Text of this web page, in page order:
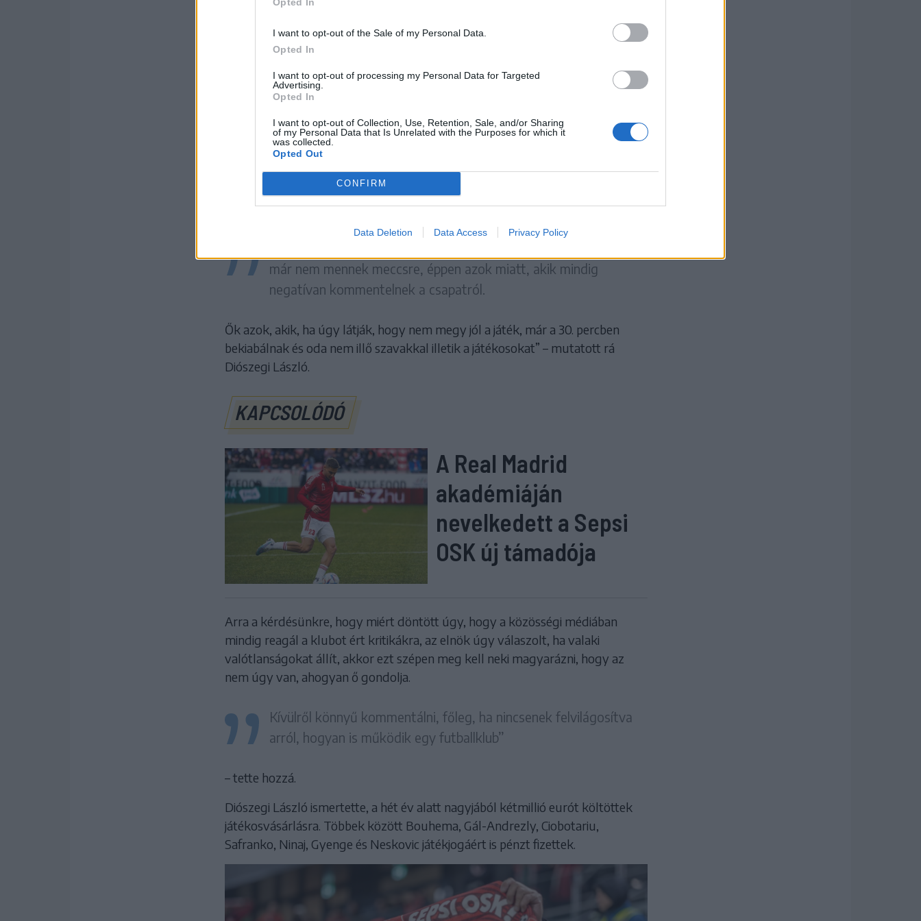
I want to opt-out of the Sale of my Personal Data.
Opted In
I want to opt-out of processing my Personal Data for Targeted
Advertising.
Opted In
I want to opt-out of Collection, Use, Retention, Sale, and/or Sharing
of my Personal Data that Is Unrelated with the Purposes for which it
was collected.
Opted Out
CONFIRM
Data Deletion Data Access Privacy Policy
Fotó: Pinti Attila
már nem mennek meccsre, éppen azok miatt, akik mindig
negatívan kommentelnek a csapatról.
Ők azok, akik, ha úgy látják, hogy nem megy jól a játék, már a 30. percben
bekiabálnak és oda nem illő szavakkal illetik a játékosokat” – mutatott rá
Diószegi László.
KAPCSOLÓDÓ
A Real Madrid
akadémiáján
nevelkedett a Sepsi
OSK új támadója
Arra a kérdésünkre, hogy miért döntött úgy, hogy a közösségi médiában
mindig reagál a klubot ért kritikákra, az elnök úgy válaszolt, ha valaki
valótlanságokat állít, akkor ezt szépen meg kell neki magyarázni, hogy az
nem úgy van, ahogyan ő gondolja.
Kívülről könnyű kommentálni, főleg, ha nincsenek felvilágosítva
arról, hogyan is működik egy futballklub”
– tette hozzá.
Diószegi László ismertette, a hét év alatt nagyjából kétmillió eurót költöttek
játékosvásárlásra. Többek között Bouhema, Gál-Andrezly, Ciobotariu,
Safranko, Ninaj, Gyenge és Neskovic játékjogáért is pénzt fizettek.